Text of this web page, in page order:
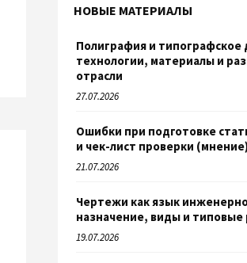
НОВЫЕ МАТЕРИАЛЫ
Полиграфия и типографское
технологии, материалы и
отрасли
27.07.2026
Ошибки при подготовке
и чек-лист проверки
21.07.2026
Чертежи как язык
назначение, виды и
19.07.2026